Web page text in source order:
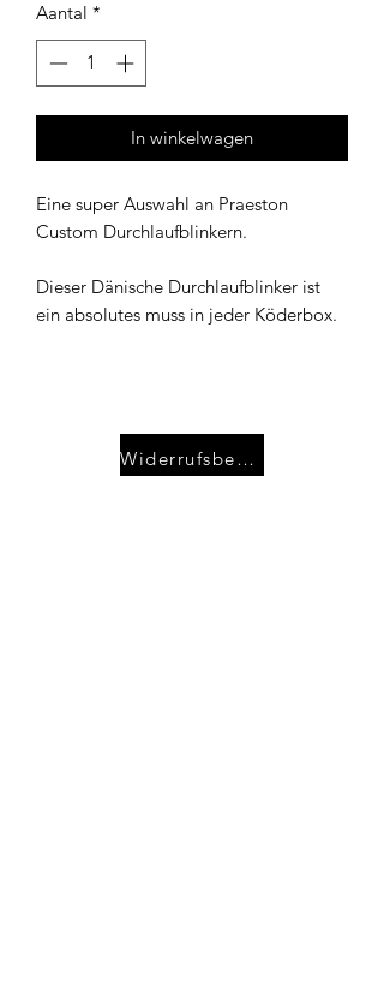
Aantal *
In winkelwagen
Eine super Auswahl an Praeston
Custom Durchlaufblinkern.
Dieser Dänische Durchlaufblinker ist
ein absolutes muss in jeder Köderbox.
Widerrufsbelehrung